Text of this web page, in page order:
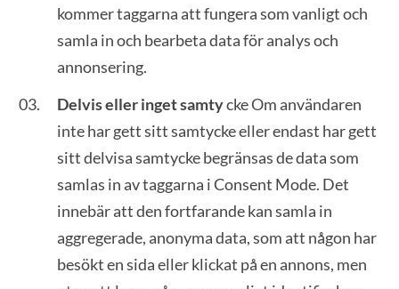
kommer taggarna att fungera som vanligt och
samla in och bearbeta data för analys och
annonsering.
Delvis eller inget samtycke Om användaren
inte har gett sitt samtycke eller endast har gett
sitt delvisa samtycke begränsas de data som
samlas in av taggarna i Consent Mode. Det
innebär att den fortfarande kan samla in
aggregerade, anonyma data, som att någon har
besökt en sida eller klickat på en annons, men